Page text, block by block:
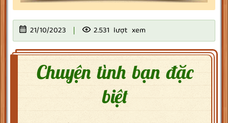
21/10/2023 2.531 lượt xem
Chuyện tình bạn đặc
biệt